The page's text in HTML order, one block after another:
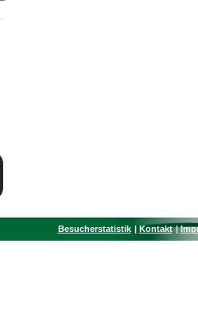
Besucherstatistik Kontakt